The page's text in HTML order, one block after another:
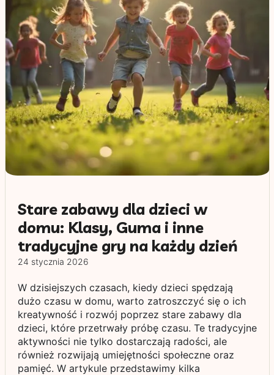
Stare zabawy dla dzieci w
domu: Klasy, Guma i inne
tradycyjne gry na każdy dzień
24 stycznia 2026
W dzisiejszych czasach, kiedy dzieci spędzają
dużo czasu w domu, warto zatroszczyć się o ich
kreatywność i rozwój poprzez stare zabawy dla
dzieci, które przetrwały próbę czasu. Te tradycyjne
aktywności nie tylko dostarczają radości, ale
również rozwijają umiejętności społeczne oraz
pamięć. W artykule przedstawimy kilka